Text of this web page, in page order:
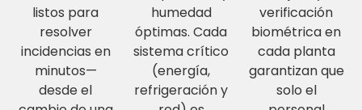
listos para
resolver
incidencias en
minutos—
desde el
humedad
óptimas. Cada
sistema crítico
(energía,
refrigeración y
verificación
biométrica en
cada planta
garantizan que
solo el